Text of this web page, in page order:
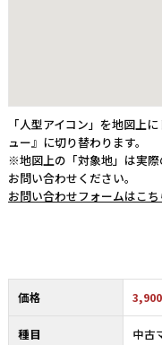
「人型アイコン」を地図上
ュー』に切り替わります。
※地図上の「対象地」は実
お問い合わせください。
お問い合わせフォームはこち
価格 3,900
種目 中古